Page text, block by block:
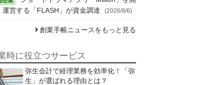
運営する「FLASH」が資金調達
(2026/8/6)
創業手帳ニュースをもっと見る
時に役立つサービス
弥生会計で経理業務を効率化！「弥
生」が選ばれる理由とは？